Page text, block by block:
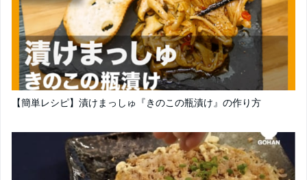
【簡単レシピ】漬けまっしゅ『きのこの瓶漬け』の作り方